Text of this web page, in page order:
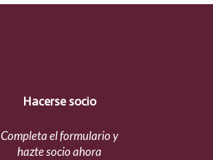
Hacerse socio
Completa el formulario y
hazte socio ahora